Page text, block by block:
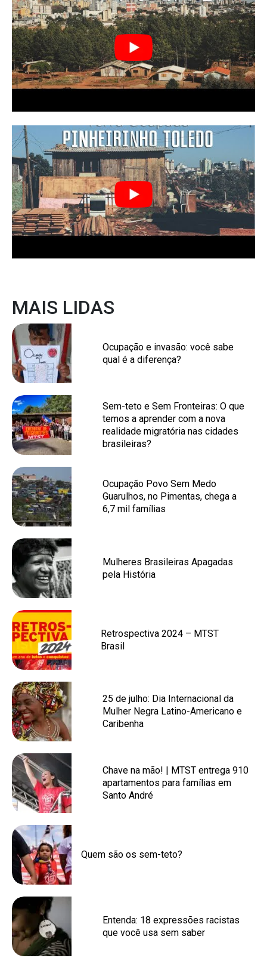
MAIS LIDAS
Ocupação e invasão: você sabe
qual é a diferença?
Sem-teto e Sem Fronteiras: O que
temos a aprender com a nova
realidade migratória nas cidades
brasileiras?
Ocupação Povo Sem Medo
Guarulhos, no Pimentas, chega a
6,7 mil famílias
Mulheres Brasileiras Apagadas
pela História
Retrospectiva 2024 – MTST
Brasil
25 de julho: Dia Internacional da
Mulher Negra Latino-Americano e
Caribenha
Chave na mão! | MTST entrega 910
apartamentos para famílias em
Santo André
Quem são os sem-teto?
Entenda: 18 expressões racistas
que você usa sem saber